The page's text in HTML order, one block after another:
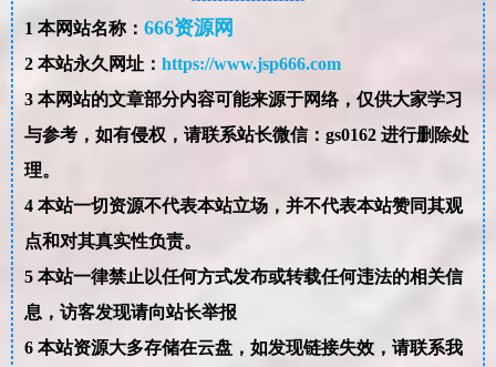
1 本网站名称： 666资源网
2本站永久网址： https://www.jsp666.com
3本网站的文章部分内容可能来源于网络，仅供大家学习
与参考，如有侵权，请联系站长微信：gs0162 进行删除处
理。
4本站一切资源不代表本站立场，并不代表本站赞同其观
点和对其真实性负责。
5本站一律禁止以任何方式发布或转载任何违法的相关信
息，访客发现请向站长举报
6本站资源大多存储在云盘，如发现链接失效，请联系我